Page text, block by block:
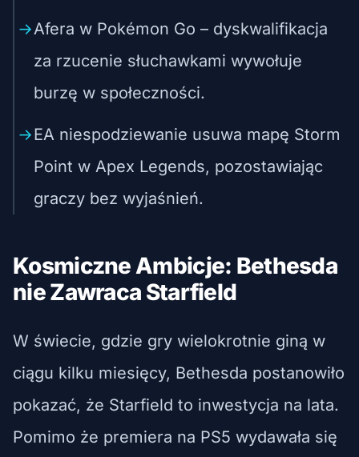
Afera w Pokémon Go – dyskwalifikacja
za rzucenie słuchawkami wywołuje
burzę w społeczności.
EA niespodziewanie usuwa mapę Storm
Point w Apex Legends, pozostawiając
graczy bez wyjaśnień.
Kosmiczne Ambicje: Bethesda
nie Zawraca Starfield
W świecie, gdzie gry wielokrotnie giną w
ciągu kilku miesięcy, Bethesda postanowiło
pokazać, że Starfield to inwestycja na lata.
Pomimo że premiera na PS5 wydawała się